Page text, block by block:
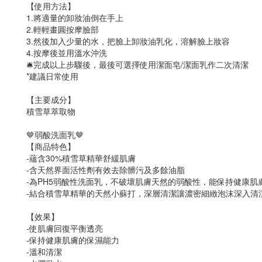
【使用方法】
1.將適量的卸妝油倒在手上
2.輕輕畫圓按摩臉部
3.然後加入少量的水，把臉上卸妝油乳化，溶解臉上妝容
4.按摩後並用溫水沖洗
🛎完成以上步驟後，最後可選擇使用潔面皂/潔面乳作二次清潔
*建議日常使用
【主要成分】
積雪草萃取物
🤎弱酸洗面乳🤎
【商品特色】
-蘊含30%積雪草精華舒緩肌膚
-含天然界面活性劑有效去除髒污及多餘油脂
-為PH5弱酸性洗面乳，不破壞肌膚天然的弱酸性，能保持健康肌
-結合積雪草精華的天然小蘇打，深層清潔讓濃密細緻泡沫深入清
【效果】
-使肌膚回復平衡透亮
-保持健康肌膚的保濕能力
-溫和清潔